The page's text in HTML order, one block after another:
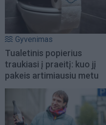
Gyvenimas
Tualetinis popierius
traukiasi į praeitį: kuo jį
pakeis artimiausiu metu